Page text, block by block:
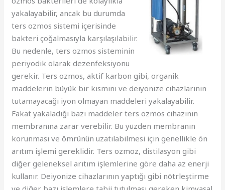
yakalayabilir, ancak bu durumda
ters ozmos sistemi içerisinde
bakteri çoğalmasıyla karşılaşılabilir.
Bu nedenle, ters ozmos sisteminin
periyodik olarak dezenfeksiyonu
gerekir. Ters ozmos, aktif karbon gibi, organik
maddelerin büyük bir kısmını ve deiyonize cihazlarının
tutamayacağı iyon olmayan maddeleri yakalayabilir.
Fakat yakaladığı bazı maddeler ters ozmos cihazının
membranına zarar verebilir. Bu yüzden membranın
korunması ve ömrünün uzatılabilmesi için genellikle ön
arıtım işlemi gereklidir. Ters ozmoz, distilasyon gibi
diğer geleneksel arıtım işlemlerine göre daha az enerji
kullanır. Deiyonize cihazlarının yaptığı gibi nötrleştirme